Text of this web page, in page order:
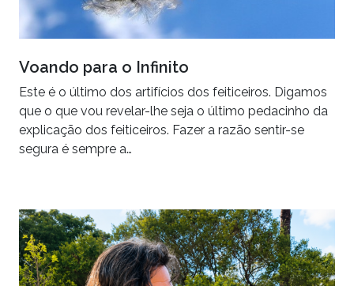
Voando para o Infinito
Este é o último dos artifícios dos feiticeiros. Digamos
que o que vou revelar-lhe seja o último pedacinho da
explicação dos feiticeiros. Fazer a razão sentir-se
segura é sempre a…